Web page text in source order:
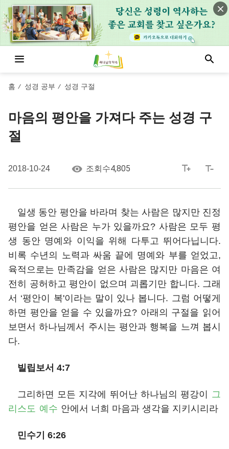
홈 / 성경 공부 / 성경 구절
마음의 평안을 가져다 주는 성경 구
절
2018-10-24 조회수4,805
일생 동안 평안을 바라며 찾는 사람은 많지만 진정
평안을 얻은 사람은 누가 있을까요? 사람은 모두 평
생 동안 명예와 이익을 위해 다투고 뛰어다닙니다.
비록 수년의 노력과 싸움 끝에 명예와 부를 얻었고,
육적으로는 만족감을 얻은 사람은 많지만 마음은 여
전히 공허하고 평안이 없으며 괴롭기만 합니다. 그래
서 ‘평안이 복'이라는 말이 있나 봅니다. 그럼 어떻게
하면 평안을 얻을 수 있을까요? 아래의 구절을 읽어
보면서 하나님께서 주시는 평안과 행복을 느껴 봅시
다.
빌립보서 4:7
그리하면 모든 지각에 뛰어난 하나님의 평강이
그
리스도 예수 안에서 너희 마음과 생각을 지키시리라
민수기 6:26